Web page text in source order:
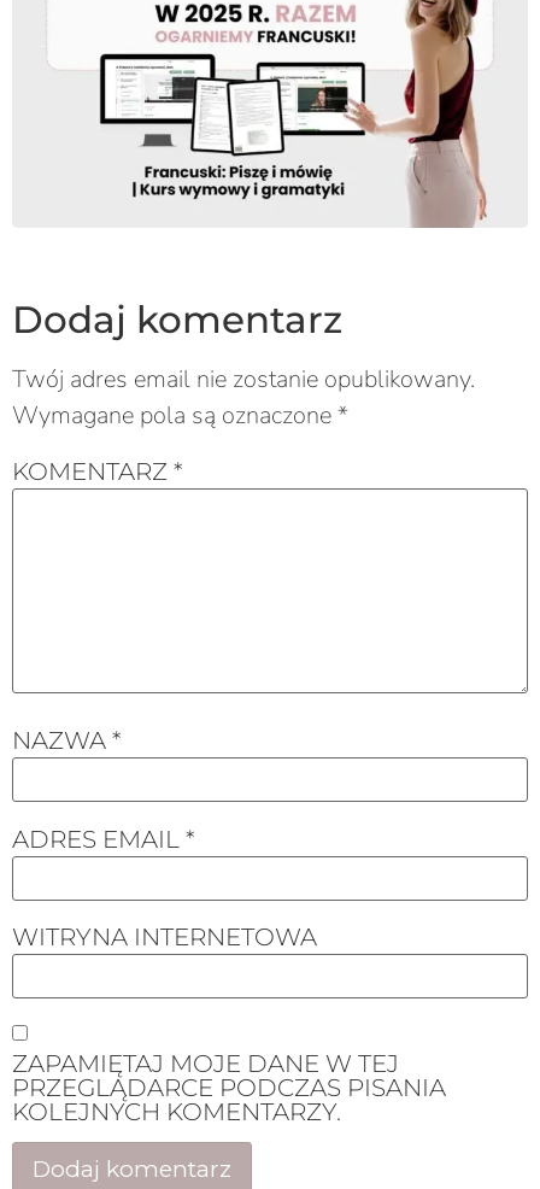
Dodaj komentarz
Twój adres email nie zostanie opublikowany.
Wymagane pola są oznaczone*
KOMENTARZ *
NAZWA *
ADRES EMAIL *
WITRYNA INTERNETOWA
ZAPAMIĘTAJ MOJE DANE W TEJ
PRZEGLĄDARCE PODCZAS PISANIA
KOLEJNYCH KOMENTARZY.